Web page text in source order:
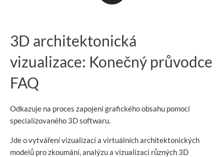
3D architektonická
vizualizace: Konečný průvodce
FAQ
Odkazuje na proces zapojení grafického obsahu pomocí
specializovaného 3D softwaru.
Jde o vytváření vizualizací a virtuálních architektonických
modelů pro zkoumání, analýzu a vizualizaci různých 3D